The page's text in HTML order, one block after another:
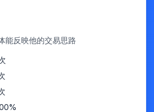
能反映他的交易思路